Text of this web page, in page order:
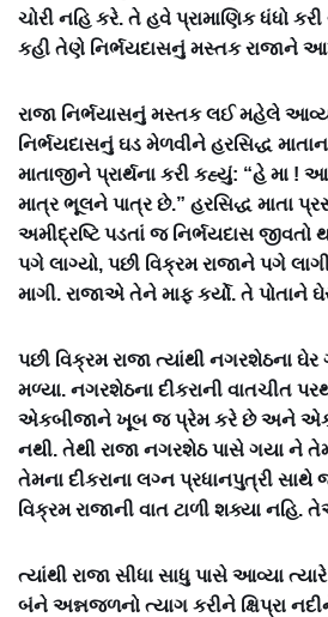
ચોરી નહિ કરે. તે હવે પ્રામાણિક ધંધો
કહી તેણે નિર્ભયદાસનું મસ્તક રાજાને
રાજા નિર્ભયાસનું મસ્તક લઈ મહેલે
નિર્ભયદાસનું ઘડ મેળવીને હરસિદ્ધ
માતાજીને પ્રાર્થના કરી કહ્યું: “હે મા
માત્ર ભૂલને પાત્ર છે.” હરસિદ્ધ માતા
અમીદ્રષ્ટિ પડતાં જ નિર્ભયદાસ જીવતો
પગે લાગ્યો, પછી વિક્રમ રાજાને પગે
માગી. રાજાએ તેને માફ કર્યો. તે પોતાને
પછી વિક્રમ રાજા ત્યાંથી નગરશેઠના
મળ્યા. નગરશેઠના દીકરાની વાતચીત
એકબીજાને ખૂબ જ પ્રેમ કરે છે અને
નથી. તેથી રાજા નગરશેઠ પાસે ગયા ને
તેમના દીકરાના લગ્ન પ્રધાનપુત્રી સાથે
વિક્રમ રાજાની વાત ટાળી શક્યા
ત્યાંથી રાજા સીધા સાધુ પાસે આવ્યા
બંને અન્નજળનો ત્યાગ કરીને ક્ષિપ્રા